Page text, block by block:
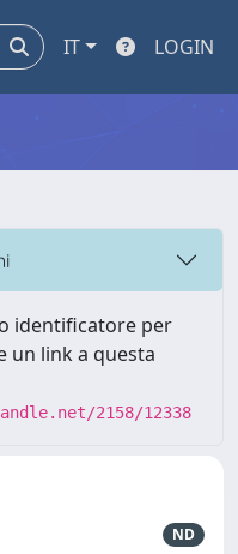
IT LOGIN
identificatore per
un link a questa
2158/12338
ND